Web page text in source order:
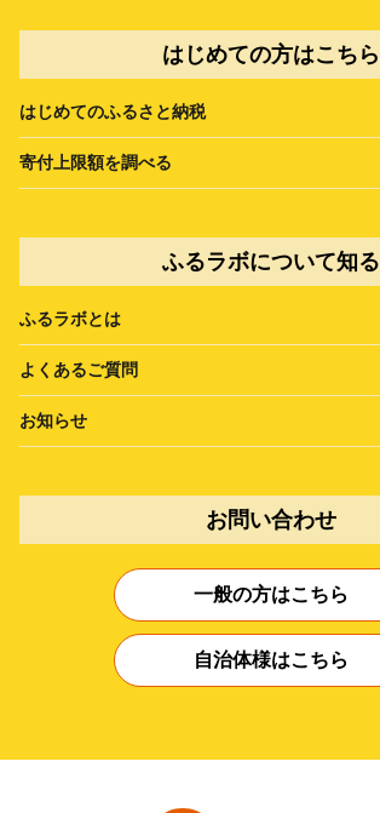
はじめての方はこちら
はじめてのふるさと納税
寄付上限額を調べる
ふるラボについて知る
ふるラボとは
よくあるご質問
お知らせ
お問い合わせ
一般の方はこちら
自治体様はこちら